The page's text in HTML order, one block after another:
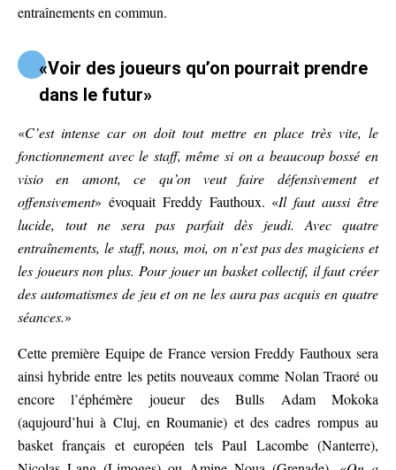
entraînements en commun.
«Voir des joueurs qu’on pourrait prendre
dans le futur»
«C’est intense car on doit tout mettre en place très vite, le
fonctionnement avec le staff, même si on a beaucoup bossé en
visio en amont, ce qu’on veut faire défensivement et
offensivement» évoquait Freddy Fauthoux. «Il faut aussi être
lucide, tout ne sera pas parfait dès jeudi. Avec quatre
entraînements, le staff, nous, moi, on n’est pas des magiciens et
les joueurs non plus. Pour jouer un basket collectif, il faut créer
des automatismes de jeu et on ne les aura pas acquis en quatre
séances.»
Cette première Equipe de France version Freddy Fauthoux sera
ainsi hybride entre les petits nouveaux comme Nolan Traoré ou
encore l’éphémère joueur des Bulls Adam Mokoka
(aqujourd’hui à Cluj, en Roumanie) et des cadres rompus au
basket français et européen tels Paul Lacombe (Nanterre),